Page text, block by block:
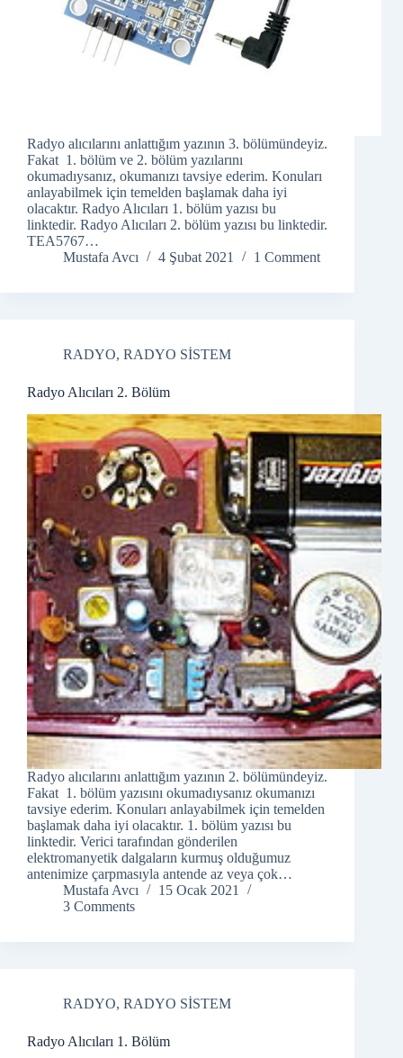
Radyo alıcılarını anlattığım yazının 3. bölümündeyiz.
Fakat 1. bölüm ve 2. bölüm yazılarını
okumadıysanız, okumanızı tavsiye ederim. Konuları
anlayabilmek için temelden başlamak daha iyi
olacaktır. Radyo Alıcıları 1. bölüm yazısı bu
linktedir. Radyo Alıcıları 2. bölüm yazısı bu linktedir.
TEA5767…
Mustafa Avcı
4 Şubat 2021 1 Comment
RADYO, RADYO SİSTEM
Radyo Alıcıları 2. Bölüm
Radyo alıcılarını anlattığım yazının 2. bölümündeyiz.
Fakat 1. bölüm yazısını okumadıysanız okumanızı
tavsiye ederim. Konuları anlayabilmek için temelden
başlamak daha iyi olacaktır. 1. bölüm yazısı bu
linktedir. Verici tarafından gönderilen
elektromanyetik dalgaların kurmuş olduğumuz
antenimize çarpmasıyla antende az veya çok…
Mustafa Avcı
15 Ocak 2021
3 Comments
RADYO, RADYO SİSTEM
Radyo Alıcıları 1. Bölüm